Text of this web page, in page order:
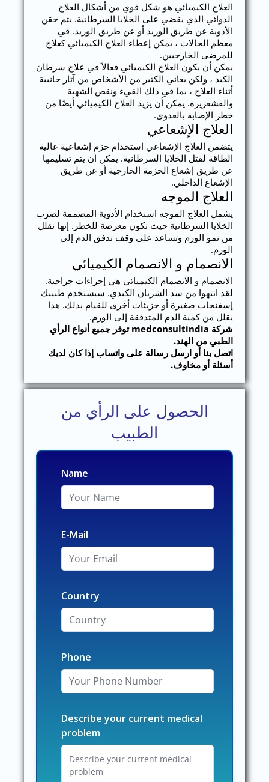
العلاج الكيميائي هو شكل قوي من أشكال العلاج
الدوائي الذي يقضي على الخلايا السرطانية. يتم حقن
الأدوية عن طريق الوريد أو عن طريق الوريد. في
معظم الحالات ، يمكن إعطاء العلاج الكيميائي كعلاج
للمرضى الخارجيين.
يمكن أن يكون العلاج الكيميائي فعالاً في علاج سرطان
الكبد ، ولكن يعاني الكثير من الأشخاص من آثار جانبية
أثناء العلاج ، بما في ذلك القيء ونقص الشهية
والقشعريرة. يمكن أن يزيد العلاج الكيميائي أيضًا من
خطر الإصابة بالعدوى.
العلاج الإشعاعي
يتضمن العلاج الإشعاعي استخدام حزم إشعاعية عالية
الطاقة لقتل الخلايا السرطانية. يمكن أن يتم تسليمها
عن طريق إشعاع الحزمة الخارجية أو عن طريق
الإشعاع الداخلي.
العلاج الموجه
يشمل العلاج الموجه استخدام الأدوية المصممة لضرب
الخلايا السرطانية حيث تكون معرضة للخطر. إنها تقلل
من نمو الورم وتساعد على وقف تدفق الدم إلى
الورم.
الانصمام و الانصمام الكيميائي
الانصمام و الانصمام الكيميائي هي إجراءات جراحية.
لقد انتهوا من سد الشريان الكبدي. سيستخدم طبيبك
إسفنجات صغيرة أو جزيئات أخرى للقيام بذلك. هذا
يقلل من كمية الدم المتدفقة إلى الورم.
شركة medconsultindia توفر جميع أنواع الرأي
الطبي من الهند.
اتصل بنا أو ارسل رسالة على واتساب إذا كان لديك
أسئلة أو مخاوف.
الحصول على الرأي من
الطبيب
Name
E-Mail
Country
Phone
Describe your current medical
problem